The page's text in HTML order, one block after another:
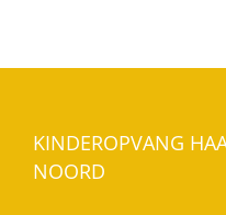
KINDEROPVANG
NOORD